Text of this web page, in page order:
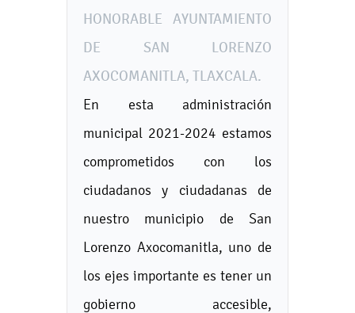
HONORABLE AYUNTAMIENTO
DE SAN LORENZO
AXOCOMANITLA, TLAXCALA.
En esta administración
municipal 2021-2024 estamos
comprometidos con los
ciudadanos y ciudadanas de
nuestro municipio de San
Lorenzo Axocomanitla, uno de
los ejes importante es tener un
gobierno accesible,